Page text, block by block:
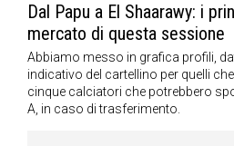
Dal Papu a El Shaarawy: i
mercato di questa sessione
Abbiamo messo in grafica profili,
indicativo del cartellino per quelli
cinque calciatori che potrebbero
A, in caso di trasferimento.